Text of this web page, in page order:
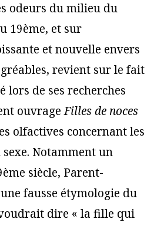
odeurs du milieu du
19ème, et sur
et nouvelle envers
revient sur le fait
lors de ses recherches
ouvrageFilles de noces
olfactives concernant les
Notamment un
siècle, Parent-
fausse étymologie du
dire « la fille qui